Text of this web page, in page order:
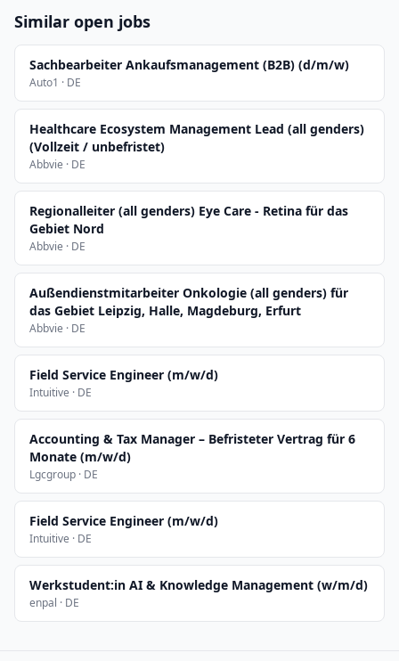
Similar open jobs
Sachbearbeiter Ankaufsmanagement (B2B) (d/m/w)
Auto1 · DE
Healthcare Ecosystem Management Lead (all genders)
(Vollzeit / unbefristet)
Abbvie · DE
Regionalleiter (all genders) Eye Care - Retina für das
Gebiet Nord
Abbvie · DE
Außendienstmitarbeiter Onkologie (all genders) für
das Gebiet Leipzig, Halle, Magdeburg, Erfurt
Abbvie · DE
Field Service Engineer (m/w/d)
Intuitive · DE
Accounting & Tax Manager – Befristeter Vertrag für 6
Monate (m/w/d)
Lgcgroup · DE
Field Service Engineer (m/w/d)
Intuitive · DE
Werkstudent:in AI & Knowledge Management (w/m/d)
enpal · DE